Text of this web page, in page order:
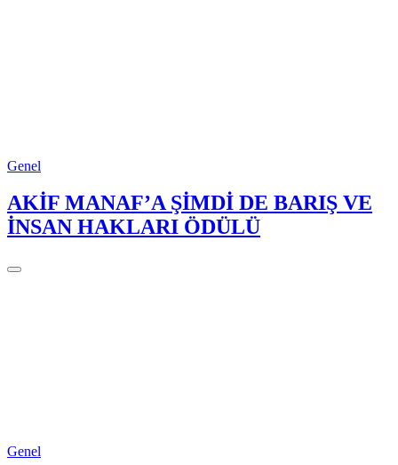
Genel
AKİF MANAF’A ŞİMDİ DE BARIŞ VE
İNSAN HAKLARI ÖDÜLÜ
Genel